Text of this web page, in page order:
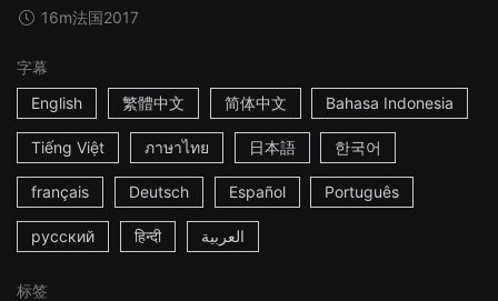
16m法国2017
字幕
English
繁體中文 简体中文 Bahasa Indonesia
Tiếng Việt ภาษาไทย 日本語 한국어
français Deutsch Español Português
русский हिन्दी العربية
标签